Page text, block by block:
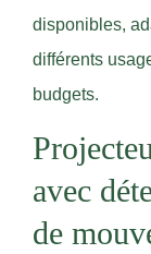
disponibles,
différents
budgets.
avec
de